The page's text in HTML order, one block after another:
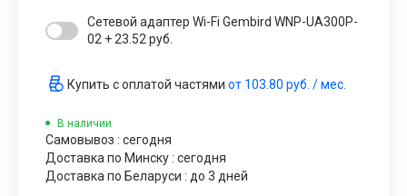
Сетевой адаптер Wi-Fi Gembird WNP-UA300P-
02 + 23.52 руб.
Купить с оплатой частями от 103.80 руб. / мес.
В наличии
Самовывоз : сегодня
Доставка по Минску : сегодня
Доставка по Беларуси : до 3 дней